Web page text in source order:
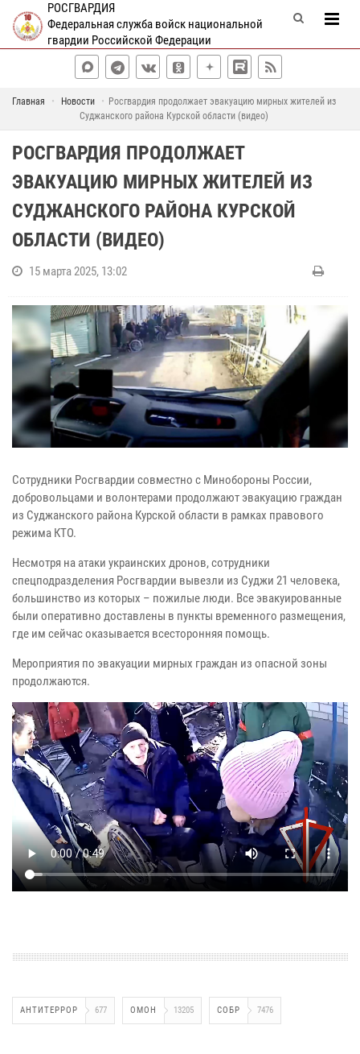
РОСГВАРДИЯ
Федеральная служба войск национальной
гвардии Российской Федерации
Главная Новости
Росгвардия продолжает эвакуацию мирных жителей из
Суджанского района Курской области (видео)
РОСГВАРДИЯ ПРОДОЛЖАЕТ
ЭВАКУАЦИЮ МИРНЫХ ЖИТЕЛЕЙ ИЗ
СУДЖАНСКОГО РАЙОНА КУРСКОЙ
ОБЛАСТИ (ВИДЕО)
15 марта 2025, 13:02
Сотрудники Росгвардии совместно с Минобороны России,
добровольцами и волонтерами продолжают эвакуацию граждан
из Суджанского района Курской области в рамках правового
режима КТО.
Несмотря на атаки украинских дронов, сотрудники
спецподразделения Росгвардии вывезли из Суджи 21 человека,
большинство из которых – пожилые люди. Все эвакуированные
были оперативно доставлены в пункты временного размещения,
где им сейчас оказывается всесторонняя помощь.
Мероприятия по эвакуации мирных граждан из опасной зоны
продолжаются.
АНТИТЕРРОР 677 ОМОН 13205 СОБР 7476